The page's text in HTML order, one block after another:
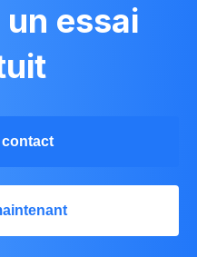
essai
contact